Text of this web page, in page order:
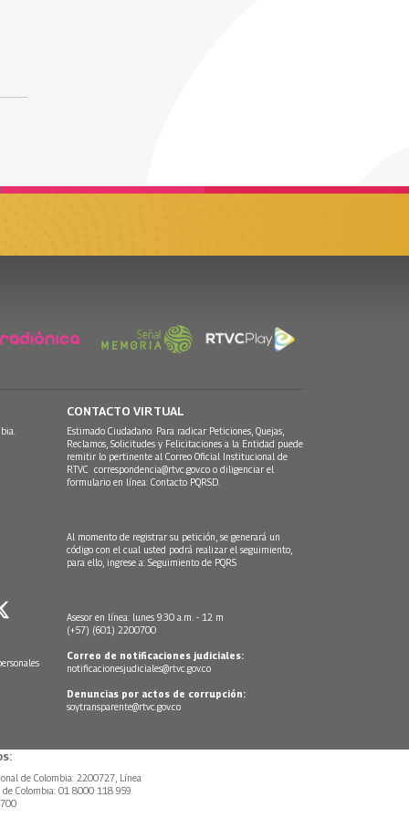
CONTACTO VIRTUAL
Estimado Ciudadano: Para radicar Peticiones, Quejas,
Reclamos, Solicitudes y Felicitaciones a la Entidad puede
remitir lo pertinente al Correo Oficial Institucional de
RTVC correspondencia@rtvc.gov.co o diligenciar el
formulario en línea: Contacto PQRSD.
Al momento de registrar su petición, se generará un
código con el cual usted podrá realizar el seguimiento,
para ello, ingrese a: Seguimiento de PQRS
Asesor en línea: lunes 9:30 a.m. - 12 m
(+57) (601) 2200700
Correo de notificaciones judiciales:
notificacionesjudiciales@rtvc.gov.co
Denuncias por actos de corrupción:
soytransparente@rtvc.gov.co
de Colombia: 2200727, Línea
Colombia: 01 8000 118 959.